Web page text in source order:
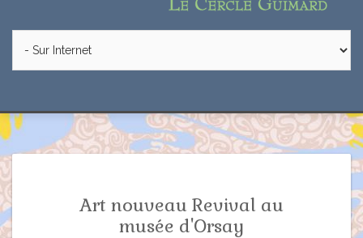
Art nouveau Revival au
musée d'Orsay